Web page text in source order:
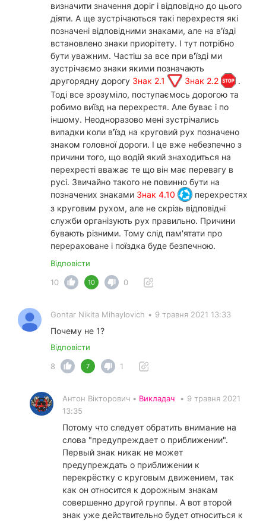
визначити значення доріг і відповідно до цього
діяти. А ще зустрічаються такі перехрестя які
позначені відповідними знаками, але на в'їзді
встановлено знаки приорітету. І тут потрібно
бути уважним. Частіш за все при в'їзді ми
зустрічаємо знаки якими позначають
другорядну дорогу Знак 2.1 Знак 2.2
.
Тоді все зрозуміло, поступаємось дорогою та
робимо виїзд на перехрестя. Але буває і по
іншому. Неодноразово мені зустрічались
випадки коли в'їзд на круговий рух позначено
знаком головної дороги. І це вже небезпечно з
причини того, що водій який знаходиться на
перехресті вважає те що він має перевагу в
русі. Звичайно такого не повинно бути на
позначених знаками Знак 4.10
перехрестях
з круговим рухом, але не скрізь відповідні
служби організують рух правильно. Причини
бувають різними. Тому слід пам'ятати про
перераховане і поїздка буде безпечною.
Відповісти
10
10 0
Gontar Nikita Mihaylovich • 9 травня 2021 13:33
Почему не 1?
Відповісти
8
7 1
Антон Вікторович • Викладач • 9 травня 2021
13:35
Потому что следует обратить внимание на
слова "предупреждает о приближении".
Первый знак никак не может
предупреждать о приближении к
перекрёстку с круговым движением, так
как он относится к дорожным знакам
совершенно другой группы. А вот второй
знак уже действительно будет относиться к